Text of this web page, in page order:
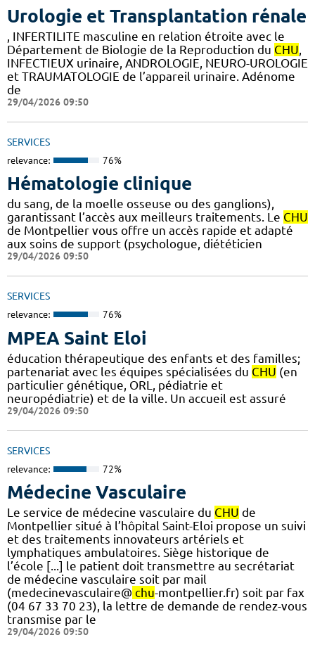
Urologie et Transplantation rénale
, INFERTILITE masculine en relation étroite avec le
Département de Biologie de la Reproduction du CHU
INFECTIEUX urinaire, ANDROLOGIE, NEURO-UROLOGIE
et TRAUMATOLOGIE de l’appareil urinaire. Adénome
de
29/04/2026 09:50
SERVICES
relevance: 76%
Hématologie clinique
du sang, de la moelle osseuse ou des ganglions),
garantissant l’accès aux meilleurs traitements. Le CHU
de Montpellier vous offre un accès rapide et adapté
aux soins de support (psychologue, diététicien
29/04/2026 09:50
SERVICES
relevance: 76%
MPEA Saint Eloi
éducation thérapeutique des enfants et des familles;
partenariat avec les équipes spécialisées du CHU (en
particulier génétique, ORL, pédiatrie et
neuropédiatrie) et de la ville. Un accueil est assuré
29/04/2026 09:50
SERVICES
relevance: 72%
Médecine Vasculaire
Le service de médecine vasculaire du CHU de
Montpellier situé à l’hôpital Saint-Eloi propose un suivi
et des traitements innovateurs artériels et
lymphatiques ambulatoires. Siège historique de
l’école [...] le patient doit transmettre au secrétariat
de médecine vasculaire soit par mail
(medecinevasculaire@ chu-montpellier.fr) soit par fax
(04 67 33 70 23), la lettre de demande de rendez-vous
transmise par le
29/04/2026 09:50